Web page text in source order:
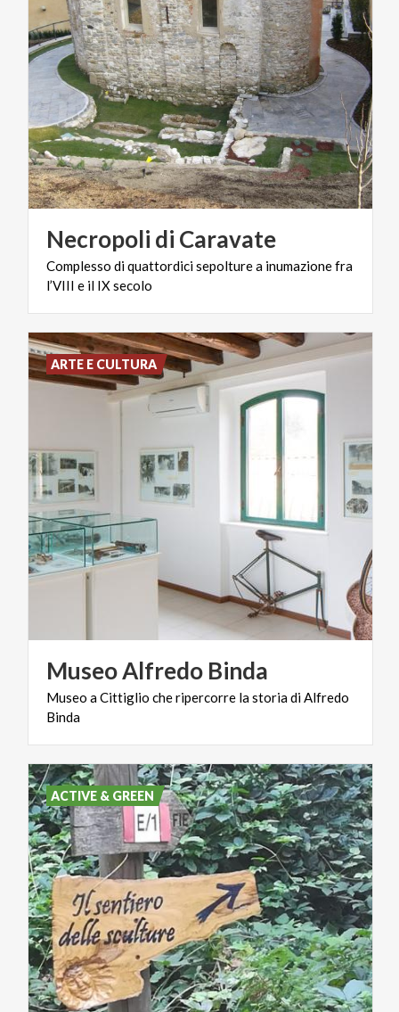
Necropoli di Caravate
Complesso diquattordicisepolturea inumazionefra
l’VIII e il IXsecolo
MuseoAlfredo Binda
Museo aCittiglio cheripercorre lastoriadiAlfredo
Binda
ARTE E CULTURA
ACTIVE & GREEN